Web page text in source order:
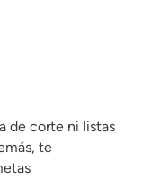
de corte ni listas
te